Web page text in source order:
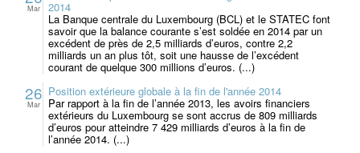
Mar 2014
La Banque centrale du Luxembourg (BCL) et le STATEC font
savoir que la balance courante s’est soldée en 2014 par un
excédent de près de 2,5 milliards d’euros, contre 2,2
milliards un an plus tôt, soit une hausse de l’excédent
courant de quelque 300 millions d’euros. (...)
26
Mar
Position extérieure globale à la fin de l'année 2014
Par rapport à la fin de l’année 2013, les avoirs financiers
extérieurs du Luxembourg se sont accrus de 809 milliards
d’euros pour atteindre 7 429 milliards d’euros à la fin de
l’année 2014. (...)